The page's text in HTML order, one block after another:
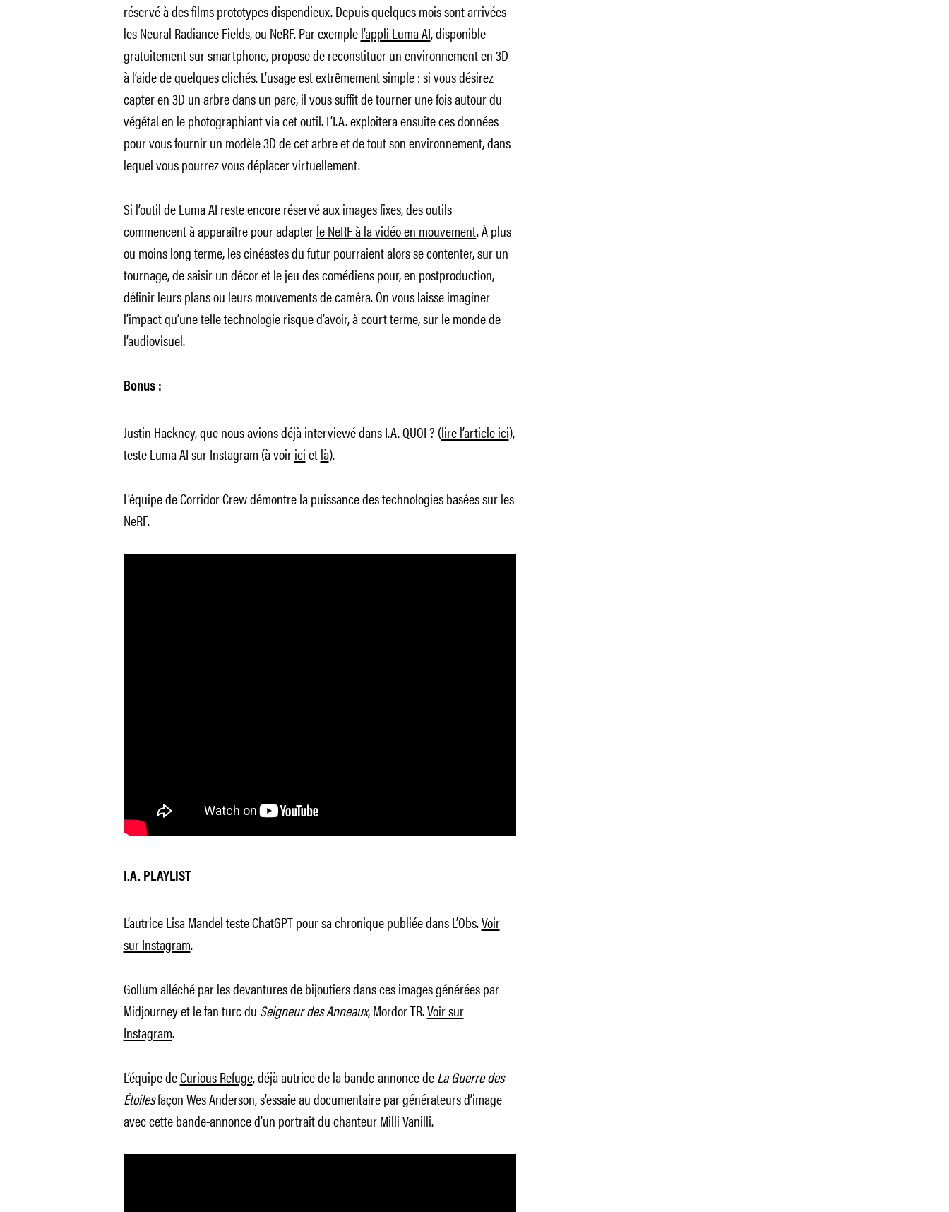
réservé à des films prototypes dispendieux. Depuis quelques mois sont arrivées
les Neural Radiance Fields, ou NeRF. Par exemplel’appli Luma AI, disponible
gratuitement sur smartphone, propose de reconstituer un environnement en 3D
à l’aide de quelques clichés. L’usage est extrêmement simple : si vous désirez
capter en 3D un arbre dans un parc, il vous suffit de tourner une fois autour du
végétal en le photographiant via cet outil. L’I.A. exploitera ensuite ces données
pour vous fournir un modèle 3D de cet arbre et de tout son environnement, dans
lequel vous pourrez vous déplacer virtuellement.
Si l’outil de Luma AI reste encore réservé aux images fixes, des outils
commencent à apparaître pour adapterle NeRF à la vidéo en mouvement. À plus
ou moins long terme, les cinéastes du futur pourraient alors se contenter, sur un
tournage, de saisir un décor et le jeu des comédiens pour, en postproduction,
définir leurs plans ou leurs mouvements de caméra. On vous laisse imaginer
l’impact qu’une telle technologie risque d’avoir, à court terme, sur le monde de
l’audiovisuel.
Bonus :
Justin Hackney, que nous avions déjà interviewé dans I.A. QUOI ? (lire l’article ici),
teste Luma AI sur Instagram (à voiricietlà).
L’équipe de Corridor Crew démontre la puissance des technologies basées sur les
NeRF.
I.A. PLAYLIST
L’autrice Lisa Mandel teste ChatGPT pour sa chronique publiée dans L’Obs.Voir
sur Instagram.
Gollum alléché par les devantures de bijoutiers dans ces images générées par
Midjourney et le fan turc du Seigneur des Anneaux, Mordor TR.Voir sur
Instagram.
L’équipe deCurious Refuge, déjà autrice de la bande-annonce deLa Guerre des
Étoilesfaçon Wes Anderson, s’essaie au documentaire par générateurs d’image
avec cette bande-annonce d’un portrait du chanteur Milli Vanilli.